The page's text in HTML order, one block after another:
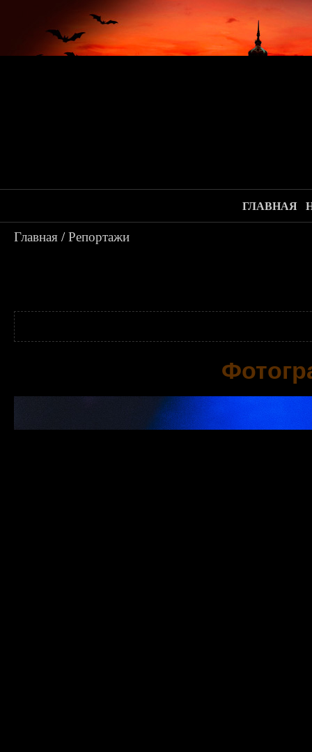
ГЛАВНАЯ
Главная /Репортажи